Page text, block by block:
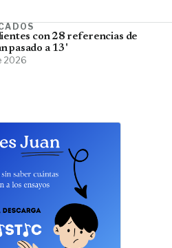
con 28 referencias de
pasado a 13'
2026